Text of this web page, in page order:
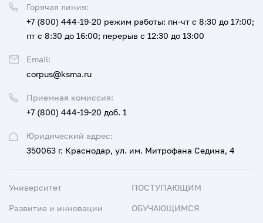
Юридический адрес:
350063 г. Краснодар, ул. им. Митрофана Седина, 4
Приемная комиссия:
+7 (800) 444-19-20 доб. 1
Горячая линия:
+7 (800) 444-19-20 режим работы: пн-чт с 8:30 до 17:00;
пт с 8:30 до 16:00; перерыв с 12:30 до 13:00
Email:
corpus@ksma.ru
Университет
Развитие и инновации
ПОСТУПАЮЩИМ
ОБУЧАЮЩИМСЯ